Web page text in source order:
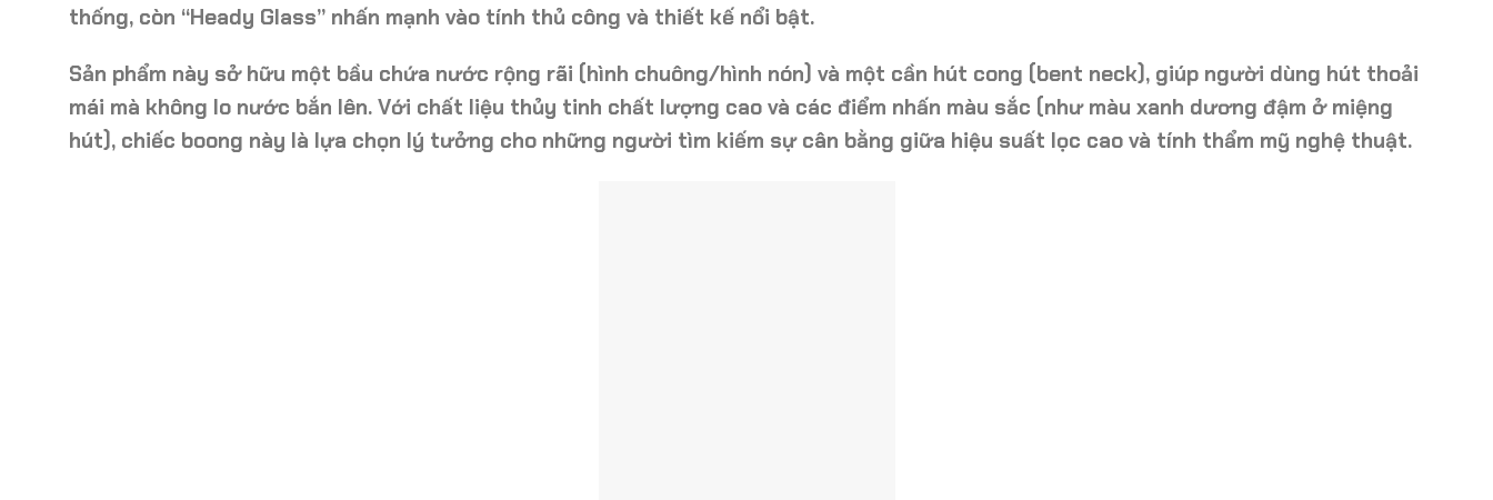
thống, còn “Heady Glass” nhấn mạnh vào tính thủ công và thiết kế nổi bật.
Sản phẩm này sở hữu một bầu chứa nước rộng rãi (hình chuông/hình nón) và một cần hút cong (bent neck), giúp người dùng hút thoải
mái mà không lo nước bắn lên. Với chất liệu thủy tinh chất lượng cao và các điểm nhấn màu sắc (như màu xanh dương đậm ở miệng
hút), chiếc boong này là lựa chọn lý tưởng cho những người tìm kiếm sự cân bằng giữa hiệu suất lọc cao và tính thẩm mỹ nghệ thuật.